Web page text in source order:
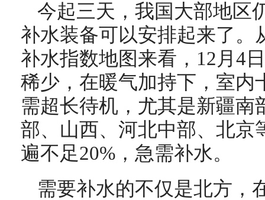
今起三天，我国大部地区
补水装备可以安排起来了。
补水指数地图来看，12月4
稀少，在暖气加持下，室内
需超长待机， 尤其是新疆南
部、山西、河北中部、北京
遍不足20%，急需补水。
需要补水的不仅是北方，